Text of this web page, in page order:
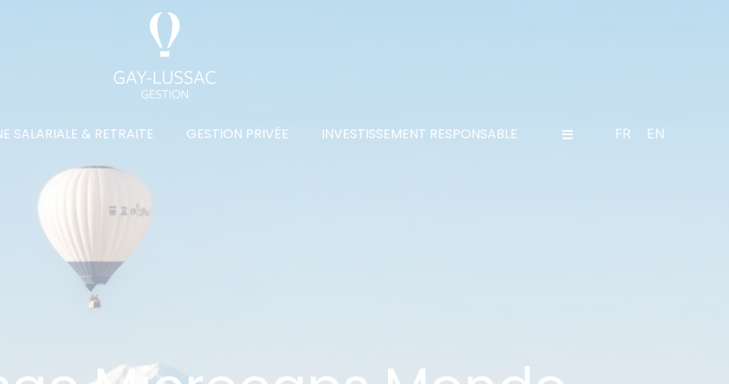
SALARIALE & RETRAITE GESTION PRIVÉE INVESTISSEMENT RESPONSABLE FR EN